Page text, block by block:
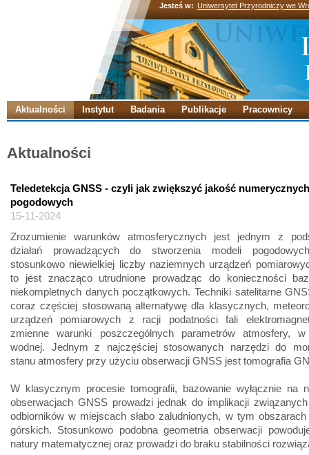
Jesteś w: Uniwersytet Przyrodniczy we
Aktualności Instytut Badania Publikacje Pracownicy
Aktualności
Teledetekcja GNSS - czyli jak zwiększyć jakość
pogodowych
15-11-2024
Zrozumienie warunków atmosferycznych jest jednym z
działań prowadzących do stworzenia modeli
stosunkowo niewielkiej liczby naziemnych urządzeń
to jest znacząco utrudnione prowadząc do konieczności
niekompletnych danych początkowych. Techniki satelitarne
coraz częściej stosowaną alternatywę dla klasycznych,
urządzeń pomiarowych z racji podatności fali
zmienne warunki poszczególnych parametrów atmosfery,
wodnej. Jednym z najczęściej stosowanych narzędzi do
stanu atmosfery przy użyciu obserwacji GNSS jest tomografia
W klasycznym procesie tomografii, bazowanie wyłącznie na
obserwacjach GNSS prowadzi jednak do implikacji
odbiorników w miejscach słabo zaludnionych, w tym
górskich. Stosunkowo podobna geometria obserwacji
natury matematycznej oraz prowadzi do braku stabilności